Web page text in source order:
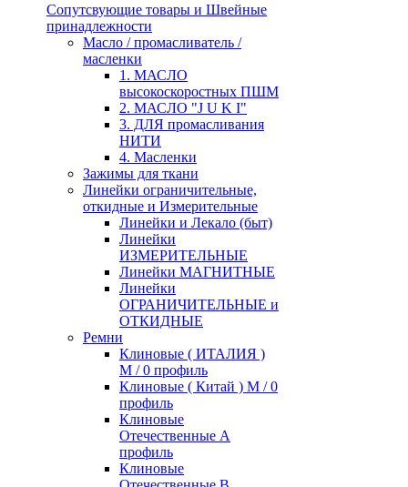
Сопутсвующие товары и Швейные
принадлежности
Масло / промасливатель /
масленки
1. МАСЛО
высокоскоростных ПШМ
2. МАСЛО "J U K I"
3. ДЛЯ промасливания
НИТИ
4. Масленки
Зажимы для ткани
Линейки ограничительные,
откидные и Измерительные
Линейки и Лекало (быт)
Линейки
ИЗМЕРИТЕЛЬНЫЕ
Линейки МАГНИТНЫЕ
Линейки
ОГРАНИЧИТЕЛЬНЫЕ и
ОТКИДНЫЕ
Ремни
Клиновые ( ИТАЛИЯ )
М / 0 профиль
Клиновые ( Китай ) М / 0
профиль
Клиновые
Отечественные А
профиль
Клиновые